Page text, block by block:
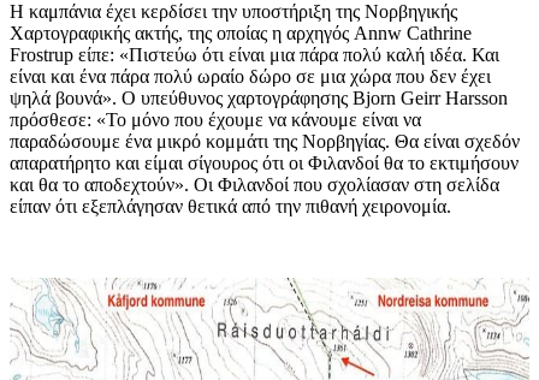
Η καμπάνια έχει κερδίσει την υποστήριξη της Νορβηγικής
Χαρτογραφικής ακτής, της οποίας η αρχηγός Annw Cathrine
Frostrup είπε: «Πιστεύω ότι είναι μια πάρα πολύ καλή ιδέα. Και
είναι και ένα πάρα πολύ ωραίο δώρο σε μια χώρα που δεν έχει
ψηλά βουνά». Ο υπεύθυνος χαρτογράφησης Bjorn Geirr Harsson
πρόσθεσε: «Το μόνο που έχουμε να κάνουμε είναι να
παραδώσουμε ένα μικρό κομμάτι της Νορβηγίας. Θα είναι σχεδόν
απαρατήρητο και είμαι σίγουρος ότι οι Φιλανδοί θα το εκτιμήσουν
και θα το αποδεχτούν». Οι Φιλανδοί που σχολίασαν στη σελίδα
είπαν ότι εξεπλάγησαν θετικά από την πιθανή χειρονομία.